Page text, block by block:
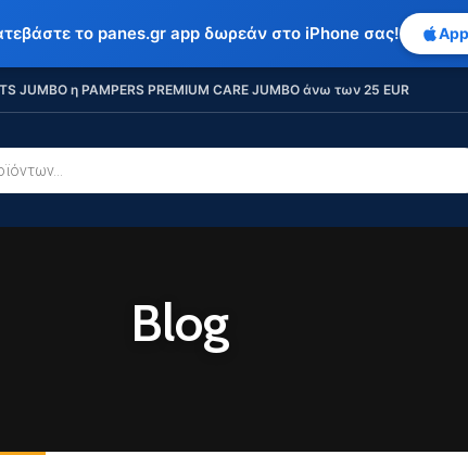
το panes.gr app δωρεάν στο iPhone σας!
η PAMPERS PREMIUM CARE JUMBO άνω των 25 EUR
Blog